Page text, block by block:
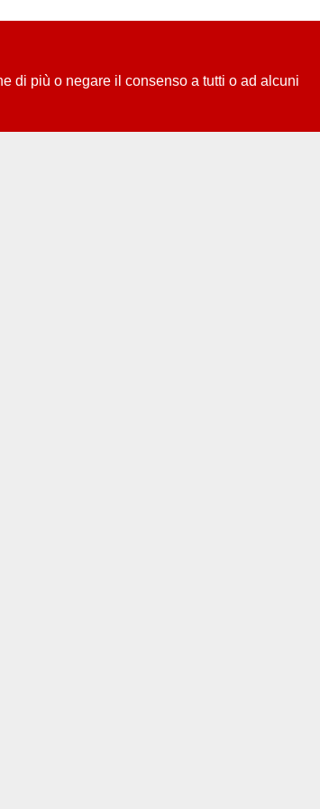
di più o negare il consenso a tutti o ad alcuni